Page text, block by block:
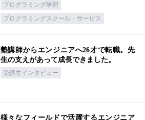
プログラミング学習
プログラミングスクール・サービス
塾講師からエンジニアへ26才で転職。先
生の支えがあって成長できました。
受講生インタビュー
様々なフィールドで活躍するエンジニア